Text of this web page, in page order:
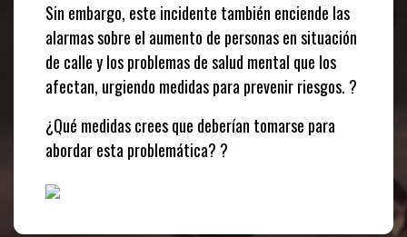
Sin embargo, este incidente también enciende las
alarmas sobre el aumento de personas en situación
de calle y los problemas de salud mental que los
afectan, urgiendo medidas para prevenir riesgos. ?
¿Qué medidas crees que deberían tomarse para
abordar esta problemática? ?